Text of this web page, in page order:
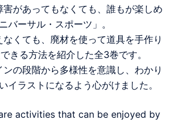
があってもなくても、誰もが楽しめ
バーサル・スポーツ」。
くても、廃材を使って道具を手作り
きる方法を紹介した全3巻です。
の段階から多様性を意識し、わかり
イラストになるよう心がけました。
activities that can be enjoyed by